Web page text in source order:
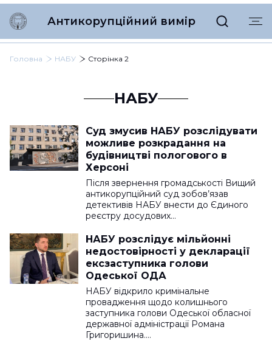
Антикорупційний вимір
Головна НАБУ Сторінка 2
НАБУ
Суд змусив НАБУ розслідувати
можливе розкрадання на
будівництві пологового в
Херсоні
Після звернення громадськості Вищий
антикорупційний суд зобов’язав
детективів НАБУ внести до Єдиного
реєстру досудових…
НАБУ розслідує мільйонні
недостовірності у декларації
ексзаступника голови
Одеської ОДА
НАБУ відкрило кримінальне
провадження щодо колишнього
заступника голови Одеської обласної
державної адміністрації Романа
Григоришина.…